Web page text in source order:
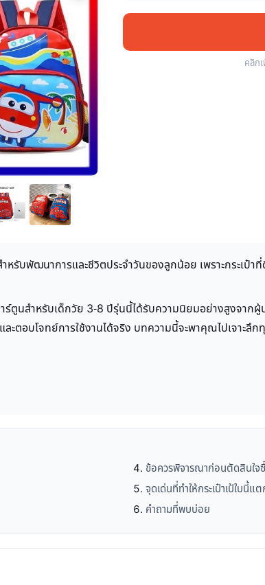
คลิก
หรับพัฒนาการและชีวิตประจำวันของลูกน้อย เพราะกระเป๋
าร์ตูนสำหรับเด็กวัย 3-8 ปีรุ่นนี้ได้รับความนิยมอย่างสูงจา
บโจทย์การใช้งานได้จริง บทความนี้จะพาคุณไปเจาะลึก
ข้อควรพิจารณาก่อนตัดสินใจซื้
จุดเด่นที่ทำให้กระเป๋าเป้ใบนี้แ
คำถามที่พบบ่อย